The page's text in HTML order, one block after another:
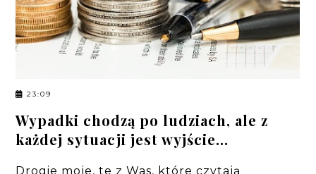
23:09
Wypadki chodzą po ludziach, ale z
każdej sytuacji jest wyjście...
Drogie moje, te z Was, które czytają